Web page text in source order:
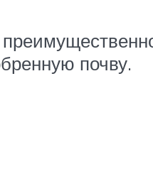
почву.